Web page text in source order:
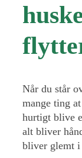
Når du står
mange ting
hurtigt blive
alt bliver
bliver glemt i